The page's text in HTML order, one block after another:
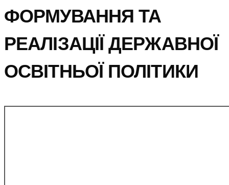
ФОРМУВАННЯ ТА
РЕАЛІЗАЦІЇ ДЕРЖАВНОЇ
ОСВІТНЬОЇ ПОЛІТИКИ